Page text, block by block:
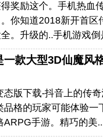
奖励这个。手机热血
你知道2018新开首区
。升级的..手机游戏倒
款大型3D仙魔风
版下载-抖音上的传
格的玩家可能体验一
ARPG手游。精巧的美